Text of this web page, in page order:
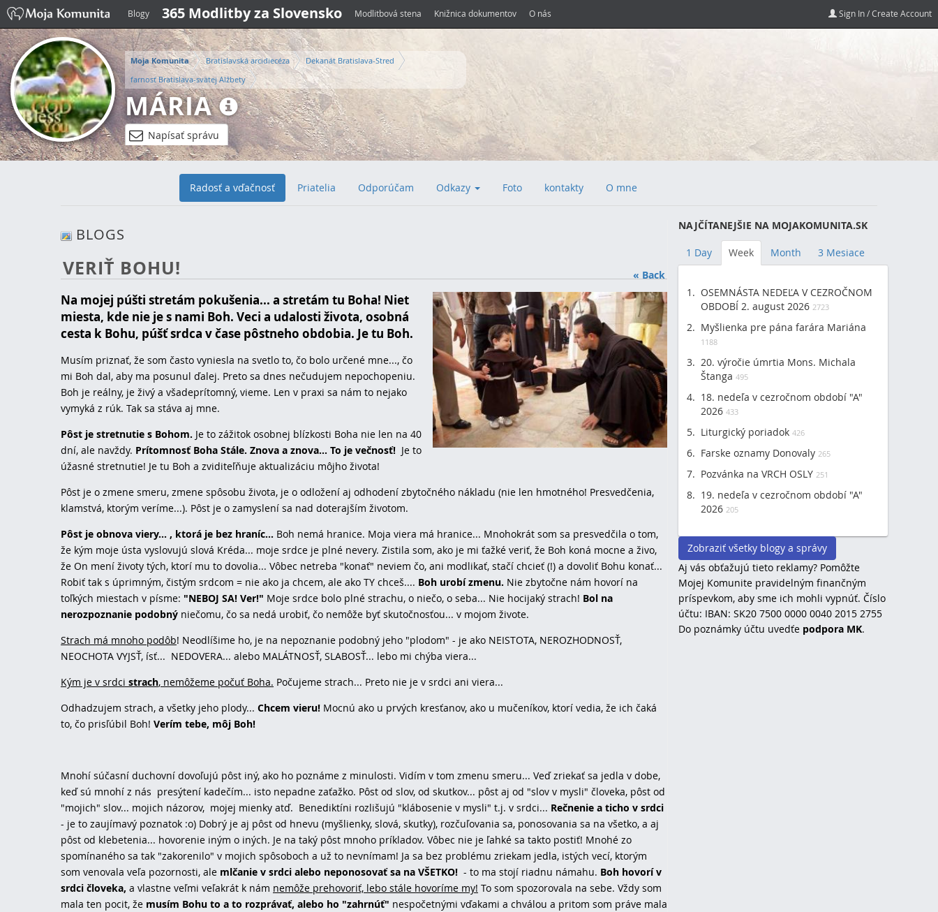
Blogy 365 Modlitby za Slovensko Modlitbová stena Knižnica dokumentov O nás Sign In / Create Account
Moja Komunita Bratislavská arcidiecéza
Dekanát Bratislava-Stred
farnosť Bratislava-svätej Alžbety
MÁRIA
Napísať správu
Radosť a vďačnosť Priatelia Odporúčam Odkazy Foto kontakty O mne
BLOGS
« Back
VERIŤ BOHU!
Na mojej púšti stretám pokušenia... a stretám tu Boha! Niet
miesta, kde nie je s nami Boh. Veci a udalosti života, osobná
cesta k Bohu, púšť srdca v čase pôstneho obdobia. Je tu Boh.
Musím priznať, že som často vyniesla na svetlo to, čo bolo určené mne..., čo
mi Boh dal, aby ma posunul ďalej. Preto sa dnes nečudujem nepochopeniu.
Boh je reálny, je živý a všadeprítomný, vieme. Len v praxi sa nám to nejako
vymyká z rúk. Tak sa stáva aj mne.
Pôst je stretnutie s Bohom. Je to zážitok osobnej blízkosti Boha nie len na 40
dní, ale navždy. Prítomnosť Boha Stále. Znova a znova... To je večnosť! Je to
úžasné stretnutie! Je tu Boh a zviditeľňuje aktualizáciu môjho života!
Pôst je o zmene smeru, zmene spôsobu života, je o odložení aj odhodení zbytočného nákladu (nie len hmotného! Presvedčenia,
klamstvá, ktorým veríme...). Pôst je o zamyslení sa nad doterajším životom.
Pôst je obnova viery... , ktorá je bez hraníc... Boh nemá hranice. Moja viera má hranice... Mnohokrát som sa presvedčila o tom,
že kým moje ústa vyslovujú slová Kréda... moje srdce je plné nevery. Zistila som, ako je mi ťažké veriť, že Boh koná mocne a živo,
že On mení životy tých, ktorí mu to dovolia... Vôbec netreba "konať" neviem čo, ani modlikať, stačí chcieť (!) a dovoliť Bohu konať...
Robiť tak s úprimným, čistým srdcom = nie ako ja chcem, ale ako TY chceš.... Boh urobí zmenu. Nie zbytočne nám hovorí na
toľkých miestach v písme: "NEBOJ SA! Ver!" Moje srdce bolo plné strachu, o niečo, o seba... Nie hocijaký strach! Bol na
nerozpoznanie podobný niečomu, čo sa nedá urobiť, čo nemôže byť skutočnosťou... v mojom živote.
Strach má mnoho podôb! Neodlíšime ho, je na nepoznanie podobný jeho "plodom" - je ako NEISTOTA, NEROZHODNOSŤ,
NEOCHOTA VYJSŤ, ísť... NEDOVERA... alebo MALÁTNOSŤ, SLABOSŤ... lebo mi chýba viera...
Kým je v srdci strach, nemôžeme počuť Boha. Počujeme strach... Preto nie je v srdci ani viera...
Odhadzujem strach, a všetky jeho plody... Chcem vieru! Mocnú ako u prvých kresťanov, ako u mučeníkov, ktorí vedia, že ich čaká
to, čo prisľúbil Boh! Verím tebe, môj Boh!
Mnohí súčasní duchovní dovoľujú pôst iný, ako ho poznáme z minulosti. Vidím v tom zmenu smeru... Veď zriekať sa jedla v dobe,
keď sú mnohí z nás presýtení kadečím... isto nepadne zaťažko. Pôst od slov, od skutkov... pôst aj od "slov v mysli" človeka, pôst od
"mojich" slov... mojich názorov, mojej mienky atď. Benediktíni rozlišujú "klábosenie v mysli" t.j. v srdci... Rečnenie a ticho v srdci
- je to zaujímavý poznatok :o) Dobrý je aj pôst od hnevu (myšlienky, slová, skutky), rozčuľovania sa, ponosovania sa na všetko, a aj
pôst od klebetenia... hovorenie iným o iných. Je na taký pôst mnoho príkladov. Vôbec nie je ľahké sa takto postiť! Mnohé zo
spomínaného sa tak "zakorenilo" v mojich spôsoboch a už to nevnímam! Ja sa bez problému zriekam jedla, istých vecí, ktorým
som venovala veľa pozornosti, ale mlčanie v srdci alebo neponosovať sa na VŠETKO! - to ma stojí riadnu námahu. Boh hovorí v
srdci človeka, a vlastne veľmi veľakrát k nám nemôže prehovoriť, lebo stále hovoríme my! To som spozorovala na sebe. Vždy som
mala ten pocit, že musím Bohu to a to rozprávať, alebo ho "zahrnúť" nespočetnými vďakami a chválou a pritom som práve mala
NAJČÍTANEJŠIE NA MOJAKOMUNITA.SK
1 Day Week Month 3 Mesiace
OSEMNÁSTA NEDEĽA V CEZROČNOM
OBDOBÍ 2. august 2026 2723
Myšlienka pre pána farára Mariána
1188
20. výročie úmrtia Mons. Michala
Štanga 495
18. nedeľa v cezročnom období "A"
2026 433
Liturgický poriadok 426
Farske oznamy Donovaly 265
Pozvánka na VRCH OSLY 251
19. nedeľa v cezročnom období "A"
2026 205
Zobraziť všetky blogy a správy
Aj vás obťažujú tieto reklamy? Pomôžte
Mojej Komunite pravidelným finančným
príspevkom, aby sme ich mohli vypnúť. Číslo
účtu: IBAN: SK20 7500 0000 0040 2015 2755
Do poznámky účtu uvedťe podpora MK.